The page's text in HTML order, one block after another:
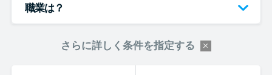
職業は？
さらに詳しく条件を指定する